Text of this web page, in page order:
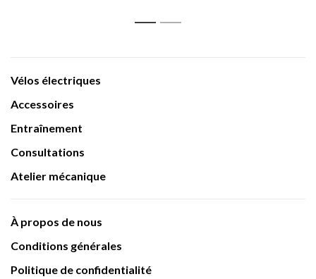
1 2
Vélos électriques
Accessoires
Entraînement
Consultations
Atelier mécanique
À propos de nous
Conditions générales
Politique de confidentialité